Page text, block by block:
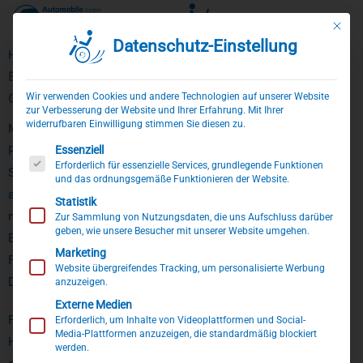
Zum
Inhalt
springen
Home
Ehrung für Frank Sodermanns mit dem Weißen Kreuz
Ehrung für Frank Sodermanns mit dem Weißen Kreuz „Honor et
Gloria“
Mit Genehmigung des ukrainischen Parlaments ehrte die Nicht-
Regierungsorganisation „Agape Ukraine“ unter anderem Frank
Sodermanns mit dem Weißen Kreuz „Honor et Gloria“ für sein
außerordentliches Engagement zur Evakuierung von Menschen
mit Behinderung und deren Angehörigen aus der Ukraine.
Ebenfalls anwesend bei der Ehrung war die Generalkonsulin
Frau Iryna Shum des Generalkonsulats der Ukraine in
Düsseldorf.
Fast zwei Jahre nach Beginn der Hilfsaktion konnten durch das
Hilfsnetzwerk inzwischen rund 600 Personen in Sicherheit
Mit
Datenschutz-Einstellung
Wir verwenden Cookies und andere Technologien auf unserer Website
zur Verbesserung der Website und Ihrer Erfahrung. Mit Ihrer
widerrufbaren Einwilligung stimmen Sie diesen zu.
Es folgt eine Liste der Service-Gruppen, für die eine
Essenziell
Erforderlich für essenzielle Services, grundlegende Funktionen
und das ordnungsgemäße Funktionieren der Website.
Statistik
Zur Sammlung von Nutzungsdaten, die uns Aufschluss darüber
geben, wie unsere Besucher mit unserer Website umgehen.
Marketing
Website übergreifendes Tracking, um personalisierte Werbung
anzuzeigen.
Externe Medien
Erforderlich, um Inhalte von Videoplattformen und Social-
Media-Plattformen anzuzeigen, die standardmäßig blockiert
werden.